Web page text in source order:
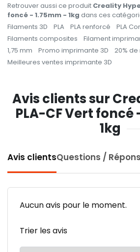
Retrouver aussi ce produit Creality
foncé - 1.75mm - 1kg dans ces
Filaments 3D
PLA PLA renforcé
PLA
Filaments composites
Filament
1,75 mm
Promo imprimante 3D
20%
Meilleures ventes imprimante 3D
Avis clients sur
PLA-CF Vert foncé
1kg
Avis clientsQuestions /
Aucun avis pour le moment.
Trier les avis